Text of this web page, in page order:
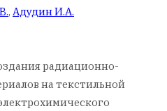
, Адудин И.А.
радиационно-
на текстильной